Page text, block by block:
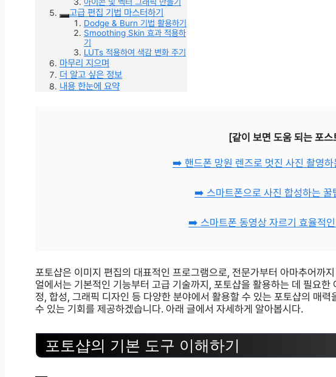
고급 편집 기법 마스터하기
Dodge & Burn 기법 활용하기
Smoothing Skin 효과 적용하
기
LUTs 적용하여 색감 변화 주기
마무리 지으며
더 알고 싶은 정보
내용 한눈에 요약
[같이 보면 도움 되는 포스
➡️ 핸드폰 망원 렌즈로 멋진 사진 촬영하
➡️ 스마트폰으로 사진 합성하는 꿀
➡️ 스마트폰 동영상 자르기 효율적인
포토샵은 이미지 편집의 대표적인 프로그램으로, 전문가부터 아마추어까
얼에서는 기본적인 기능부터 고급 기술까지, 포토샵을 활용하는 데 필요
정, 합성, 그래픽 디자인 등 다양한 분야에서 활용할 수 있는 포토샵의 매
수 있는 기회를 제공하겠습니다. 아래 글에서 자세하게 알아봅시다.
포토샵의 기본 도구 이해하기